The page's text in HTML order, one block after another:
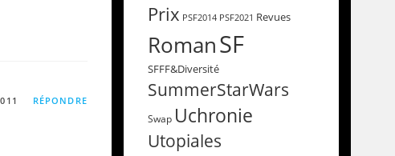
RÉPONDRE
Prix PSF2014 PSF2021 Revues
RomanSF
SFFF&Diversité
SummerStarWars
Swap Uchronie
Utopiales